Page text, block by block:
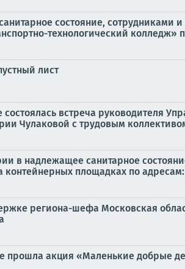
состояние, сотрудниками
технологический колледж»
лист
встреча руководителя
Чулаковой с трудовым
в надлежащее санитарное
площадках по адресам:
региона-шефа Московская
прошла акция «Маленькие добрые